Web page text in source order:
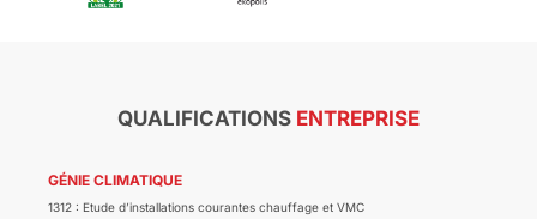
QUALIFICATIONS ENTREPRISE
GÉNIE CLIMATIQUE
1312 : Etude d’installations courantes chauffage et VMC